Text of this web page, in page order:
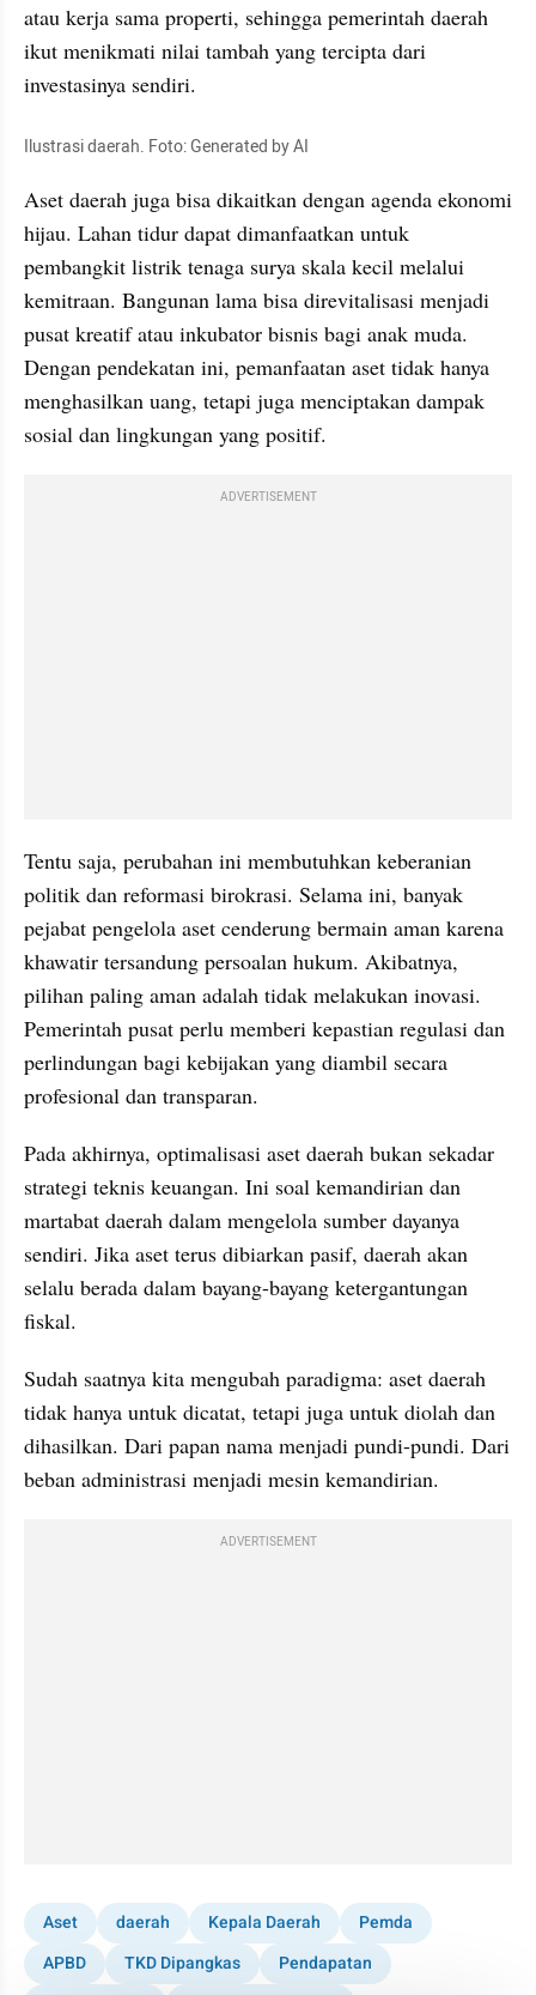
atau kerja sama properti, sehingga pemerintah daerah
ikut menikmati nilai tambah yang tercipta dari
investasinya sendiri.
Ilustrasi daerah. Foto: Generated by AI
Aset daerah juga bisa dikaitkan dengan agenda ekonomi
hijau. Lahan tidur dapat dimanfaatkan untuk
pembangkit listrik tenaga surya skala kecil melalui
kemitraan. Bangunan lama bisa direvitalisasi menjadi
pusat kreatif atau inkubator bisnis bagi anak muda.
Dengan pendekatan ini, pemanfaatan aset tidak hanya
menghasilkan uang, tetapi juga menciptakan dampak
sosial dan lingkungan yang positif.
ADVERTISEMENT
Tentu saja, perubahan ini membutuhkan keberanian
politik dan reformasi birokrasi. Selama ini, banyak
pejabat pengelola aset cenderung bermain aman karena
khawatir tersandung persoalan hukum. Akibatnya,
pilihan paling aman adalah tidak melakukan inovasi.
Pemerintah pusat perlu memberi kepastian regulasi dan
perlindungan bagi kebijakan yang diambil secara
profesional dan transparan.
Pada akhirnya, optimalisasi aset daerah bukan sekadar
strategi teknis keuangan. Ini soal kemandirian dan
martabat daerah dalam mengelola sumber dayanya
sendiri. Jika aset terus dibiarkan pasif, daerah akan
selalu berada dalam bayang-bayang ketergantungan
fiskal.
Sudah saatnya kita mengubah paradigma: aset daerah
tidak hanya untuk dicatat, tetapi juga untuk diolah dan
dihasilkan. Dari papan nama menjadi pundi-pundi. Dari
beban administrasi menjadi mesin kemandirian.
ADVERTISEMENT
Aset daerah Kepala Daerah
Pemda
APBD
TKD Dipangkas
Pendapatan